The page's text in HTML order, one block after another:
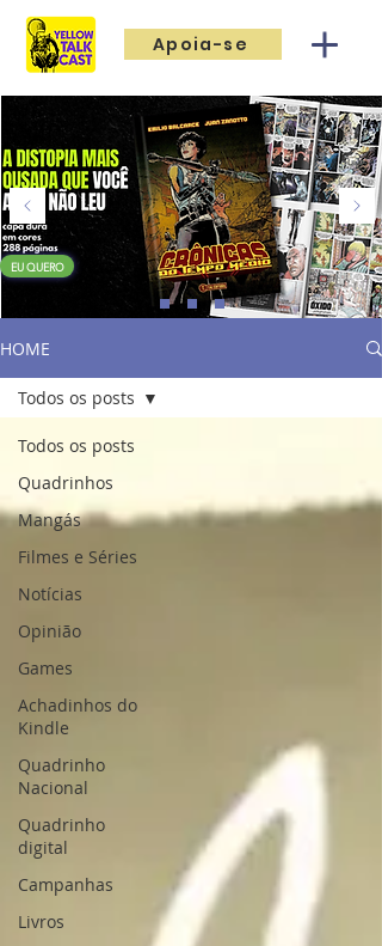
Apoia-se
EU QUERO
HOME
Todos os posts
Quadrinhos
Mangás
Filmes e Séries
Notícias
Opinião
Games
Achadinhos do
Kindle
Quadrinho
Nacional
Quadrinho
digital
Campanhas
Livros
Todos os posts